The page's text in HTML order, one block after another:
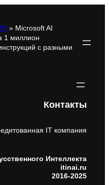
» Microsoft AI
1 миллион
с разными
Контакты
IT компания
Интеллекта
itinai.ru
2016-2025